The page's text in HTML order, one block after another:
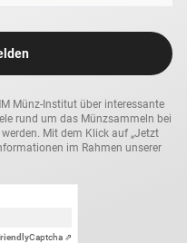
Münz-Institut über interessante
rund um das Münzsammeln bei
Mit dem Klick auf „Jetzt
im Rahmen unserer
Captcha ⇗